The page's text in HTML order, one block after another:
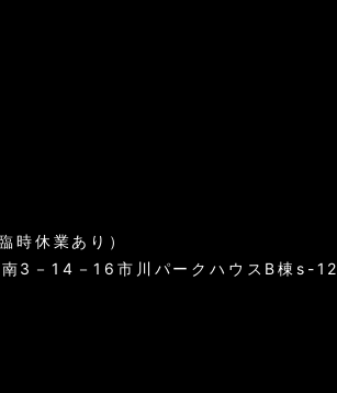
時休業あり）
3－14－16市川パークハウスB棟s-12